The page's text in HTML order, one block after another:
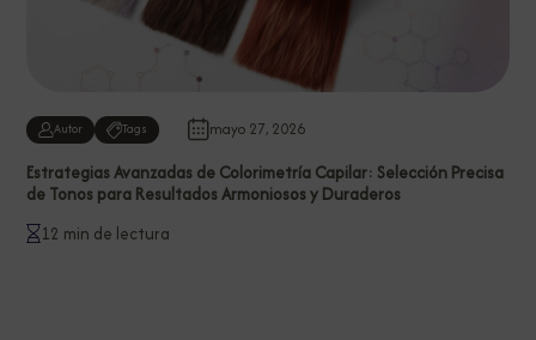
Autor Tags mayo 27, 2026
Estrategias Avanzadas de Colorimetría Capilar: Selección Precisa
de Tonos para Resultados Armoniosos y Duraderos
12 min de lectura